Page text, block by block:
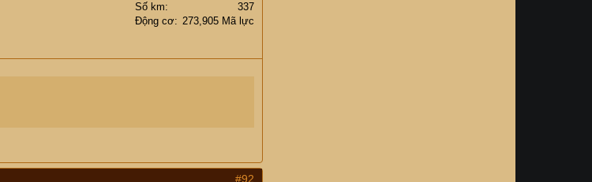
Số km
337
Động cơ
273,905 Mã lực
#92